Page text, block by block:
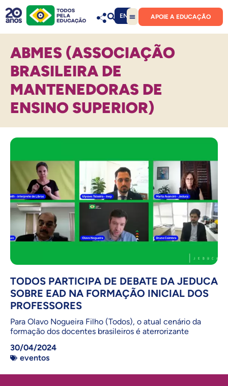
EN APOIE A EDUCAÇÃO
ABMES (ASSOCIAÇÃO
BRASILEIRA DE
MANTENEDORAS DE
ENSINO SUPERIOR)
TODOS PARTICIPA DE DEBATE DA JEDUCA
SOBRE EAD NA FORMAÇÃO INICIAL DOS
PROFESSORES
Para Olavo Nogueira Filho (Todos), o atual cenário da
formação dos docentes brasileiros é aterrorizante
30/04/2024
eventos